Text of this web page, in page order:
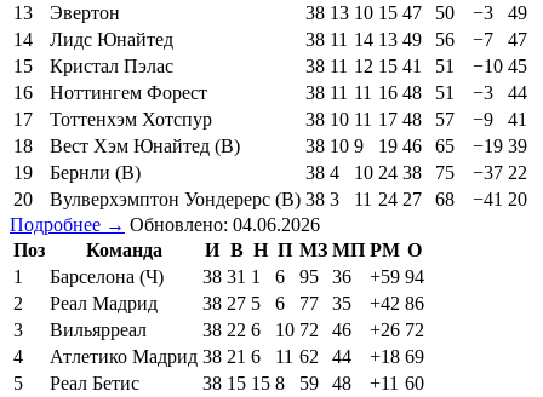
13
Эвертон 38 13 10 15 47 50 −3
49
14
Лидс Юнайтед 38 11 14 13 49 56 −7
47
15
Кристал Пэлас 38 11 12 15 41 51 −10 45
16
Ноттингем Форест 38 11 11 16 48 51 −3
44
17
Тоттенхэм Хотспур 38 10 11 17 48 57 −9
41
18
Вест Хэм Юнайтед (В) 38 10 9 19 46 65 −19 39
19
Бернли (В) 38 4 10 24 38 75 −37 22
20
Вулверхэмптон Уондерерс (В) 38 3 11 24 27 68 −41 20
Подробнее → Обновлено: 04.06.2026
Поз
Команда И В Н П МЗ МП РМ О
1
Барселона (Ч) 38 31 1 6 95 36 +59 94
2
Реал Мадрид 38 27 5 6 77 35 +42 86
3
Вильярреал 38 22 6 10 72 46 +26 72
4
Атлетико Мадрид 38 21 6 11 62 44 +18 69
5
Реал Бетис 38 15 15 8 59 48 +11 60